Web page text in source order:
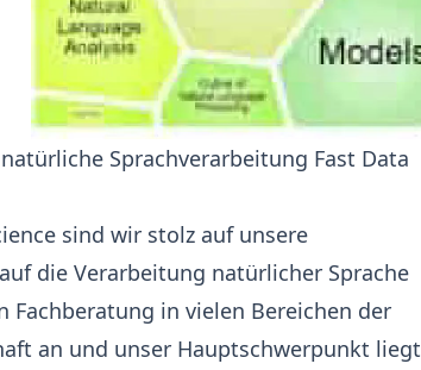
Sprachverarbeitung Fast Data
sind wir stolz auf unsere
auf die Verarbeitung natürlicher Sprache
Fachberatung in vielen Bereichen der
an und unser Hauptschwerpunkt liegt